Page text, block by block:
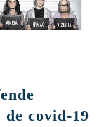
covid-19